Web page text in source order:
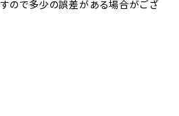
ので多少の誤差がある場合がござ